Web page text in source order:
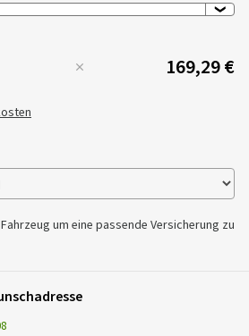
169,29 €
um eine passende Versicherung zu